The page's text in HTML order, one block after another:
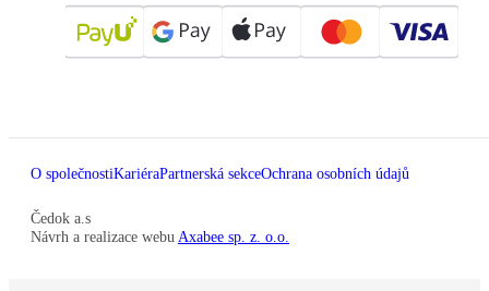
O společnostiKariéraPartnerská sekceOchrana osobních údajů
Čedok a.s
Návrh a realizace webu Axabee sp. z. o.o.